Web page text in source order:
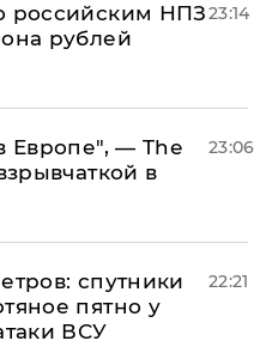
российским НПЗ
рублей
23:14
Европе", — The
в
23:06
спутники
пятно у
ВСУ
22:21